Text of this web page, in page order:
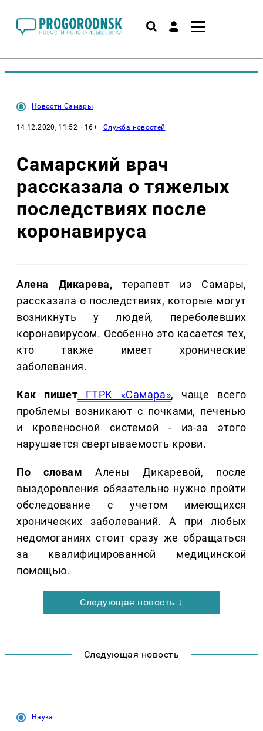
Новости Самары
14.12.2020, 11:52 · 16+ ·Служба новостей
Самарский врач
рассказала о тяжелых
последствиях после
коронавируса
Алена Дикарева, терапевт из Самары,
рассказала о последствиях, которые могут
возникнуть у людей, переболевших
коронавирусом. Особенно это касается тех,
кто также имеет хронические
заболевания.
Как пишет ГТРК «Самара», чаще всего
проблемы возникают с почками, печенью
и кровеносной системой - из-за этого
нарушается свертываемость крови.
По словамАлены Дикаревой, после
выздоровления обязательно нужно пройти
обследование с учетом имеющихся
хронических заболеваний. А при любых
недомоганиях стоит сразу же обращаться
за квалифицированной медицинской
помощью.
Следующая новость ↓
Следующая новость
Наука